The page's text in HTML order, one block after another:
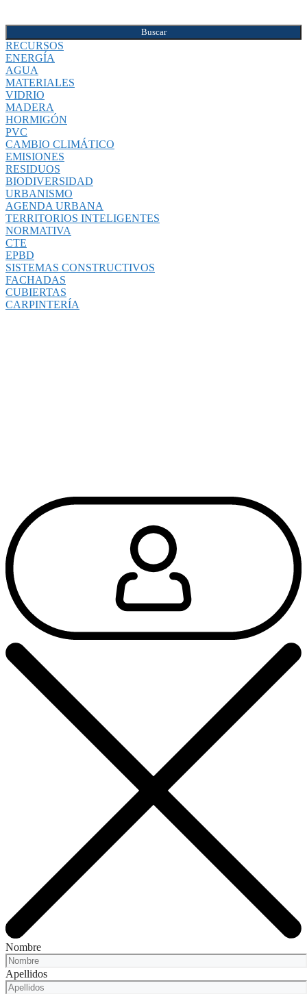
Buscar
RECURSOS
ENERGÍA
AGUA
MATERIALES
VIDRIO
MADERA
HORMIGÓN
PVC
CAMBIO CLIMÁTICO
EMISIONES
RESIDUOS
BIODIVERSIDAD
URBANISMO
AGENDA URBANA
TERRITORIOS INTELIGENTES
NORMATIVA
CTE
EPBD
SISTEMAS CONSTRUCTIVOS
FACHADAS
CUBIERTAS
CARPINTERÍA
Nombre
Apellidos